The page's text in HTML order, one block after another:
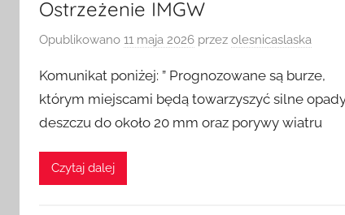
Ostrzeżenie IMGW
Opublikowano 11 maja 2026 przez olesnicaslaska
Komunikat poniżej: ” Prognozowane są burze,
którym miejscami będą towarzyszyć silne opady
deszczu do około 20 mm oraz porywy wiatru
Czytaj dalej